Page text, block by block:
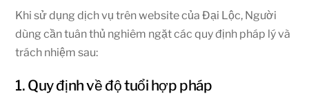
Khi sử dụng dịch vụ trên website của Đại Lộc, Người
dùng cần tuân thủ nghiêm ngặt các quy định pháp lý và
trách nhiệm sau:
1. Quy định về độ tuổi hợp pháp